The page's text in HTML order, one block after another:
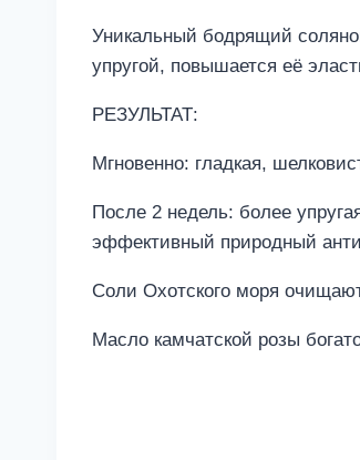
quantity
Уникальный бодрящий
упругой, повышается её
РЕЗУЛЬТАТ:
Мгновенно: гладкая,
После 2 недель: более
эффективный природный
Соли Охотского моря
Масло камчатской розы